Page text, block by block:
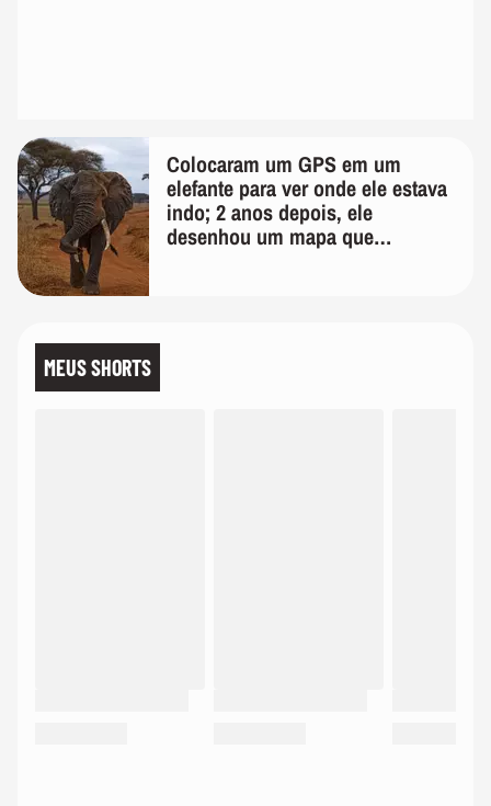
Colocaram um GPS em um
elefante para ver onde ele estava
indo; 2 anos depois, ele
desenhou um mapa que
MEUS SHORTS